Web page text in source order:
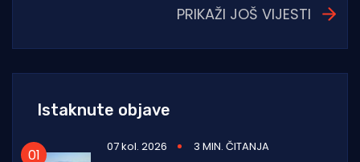
PRIKAŽI JOŠ VIJESTI
Istaknute objave
07 kol. 2026
3 MIN. ČITANJA